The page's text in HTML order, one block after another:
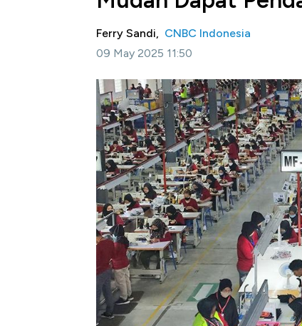
Ferry Sandi, CNBC Indonesia
09 May 2025 11:50